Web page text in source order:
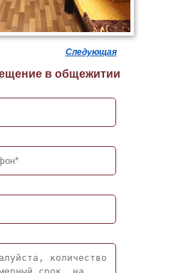
Следующая
в общежитии